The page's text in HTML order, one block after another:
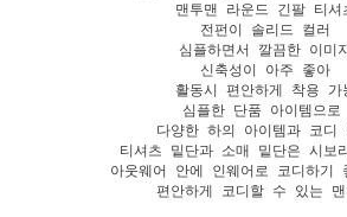
맨투맨 라운드 긴팔 티셔
전펀이 솔리드 컬러
심플하면서 깔끔한 이미지
신축성이 아주 좋아
활동시 편안하게 착용 가
심플한 단품 아이템으로
다양한 하의 아이템과 코디
티셔츠 밑단과 소매 밑단은 시보
아웃웨어 안에 인웨어로 코디하기
편안하게 코디할 수 있는 맨